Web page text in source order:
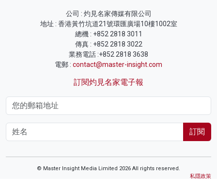
公司 : 灼見名家傳媒有限公司
地址 : 香港黃竹坑道21號環匯廣場10樓1002室
總機 : +852 2818 3011
傳真 : +852 2818 3022
業務電話 :+852 2818 3638
電郵 : contact@master-insight.com
訂閱灼見名家電子報
訂閱
© Master Insight Media Limited 2026 All rights reserved.
私隱政策